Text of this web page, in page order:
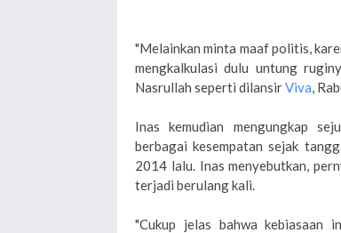
"Melainkan minta maaf politis,
mengkalkulasi dulu untung
Nasrullah seperti dilansirViva,
Inas kemudian mengungkap
berbagai kesempatan sejak
2014 lalu. Inas menyebutkan,
terjadi berulang kali.
"Cukup jelas bahwa kebiasaan